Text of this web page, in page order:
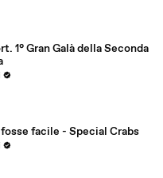
1° Gran Galà della Seconda
facile - Special Crabs